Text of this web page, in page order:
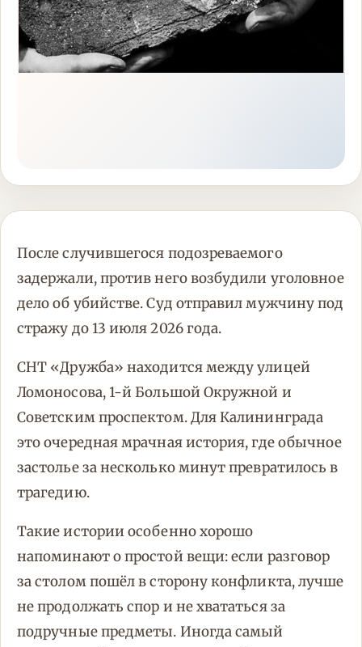
После случившегося подозреваемого
задержали, против него возбудили уголовное
дело об убийстве. Суд отправил мужчину под
стражу до 13 июля 2026 года.
СНТ «Дружба» находится между улицей
Ломоносова, 1-й Большой Окружной и
Советским проспектом. Для Калининграда
это очередная мрачная история, где обычное
застолье за несколько минут превратилось в
трагедию.
Такие истории особенно хорошо
напоминают о простой вещи: если разговор
за столом пошёл в сторону конфликта, лучше
не продолжать спор и не хвататься за
подручные предметы. Иногда самый